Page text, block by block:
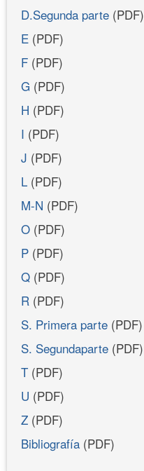
D.Segunda parte (PDF)
E (PDF)
F (PDF)
G (PDF)
H (PDF)
I (PDF)
J (PDF)
L (PDF)
M-N (PDF)
O (PDF)
P (PDF)
Q (PDF)
R (PDF)
S. Primera parte (PDF)
S. Segundaparte (PDF)
T (PDF)
U (PDF)
Z (PDF)
Bibliografía (PDF)